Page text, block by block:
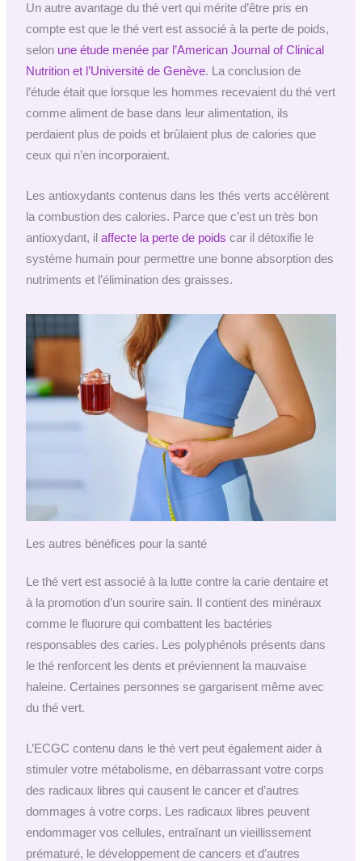
Un autre avantage du thé vert qui mérite d’être pris en
compte est que le thé vert est associé à la perte de poids,
selon une étude menée par l’American Journal of Clinical
Nutrition et l’Université de Genève. La conclusion de
l’étude était que lorsque les hommes recevaient du thé vert
comme aliment de base dans leur alimentation, ils
perdaient plus de poids et brûlaient plus de calories que
ceux qui n’en incorporaient.
Les antioxydants contenus dans les thés verts accélèrent
la combustion des calories. Parce que c’est un très bon
antioxydant, il affecte la perte de poids car il détoxifie le
système humain pour permettre une bonne absorption des
nutriments et l’élimination des graisses.
Les autres bénéfices pour la santé
Le thé vert est associé à la lutte contre la carie dentaire et
à la promotion d’un sourire sain. Il contient des minéraux
comme le fluorure qui combattent les bactéries
responsables des caries. Les polyphénols présents dans
le thé renforcent les dents et préviennent la mauvaise
haleine. Certaines personnes se gargarisent même avec
du thé vert.
L’ECGC contenu dans le thé vert peut également aider à
stimuler votre métabolisme, en débarrassant votre corps
des radicaux libres qui causent le cancer et d’autres
dommages à votre corps. Les radicaux libres peuvent
endommager vos cellules, entraînant un vieillissement
prématuré, le développement de cancers et d’autres